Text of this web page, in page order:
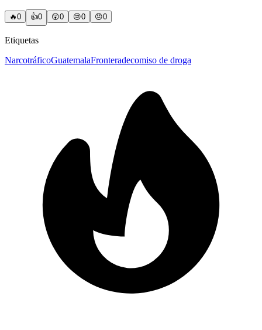
🔥0 👍0 😲0 😢0 😠0
Etiquetas
NarcotráficoGuatemalaFronteradecomiso de droga